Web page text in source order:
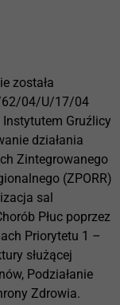
została
62/04/U/17/04
Gruźlicy
działania
Zintegrowanego
(ZPORR)
sal
Płuc poprzez
Priorytetu 1 –
służącej
Podziałanie
Zdrowia.